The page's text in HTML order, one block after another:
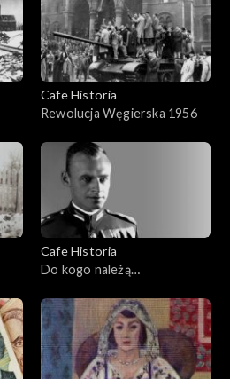
Cafe Historia
Rewolucja Węgierska 1956
Cafe Historia
Do kogo należą